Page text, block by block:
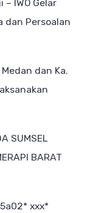
IWO Gelar
dan Persoalan
dan Ka.
SUMSEL
BARAT
ххх*